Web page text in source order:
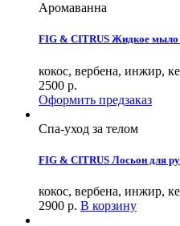
Аромаванна
FIG & CITRUS Жидкое мыло
кокос, вербена, инжир,
2500 р.
Оформить предзаказ
Спа-уход за телом
FIG & CITRUS Лосьон для
кокос, вербена, инжир,
2900 р. В корзину